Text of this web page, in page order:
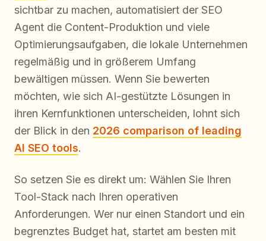
sichtbar zu machen, automatisiert der SEO
Agent die Content-Produktion und viele
Optimierungsaufgaben, die lokale Unternehmen
regelmäßig und in größerem Umfang
bewältigen müssen. Wenn Sie bewerten
möchten, wie sich AI-gestützte Lösungen in
ihren Kernfunktionen unterscheiden, lohnt sich
der Blick in den 2026 comparison of leading
AI SEO tools.
So setzen Sie es direkt um: Wählen Sie Ihren
Tool-Stack nach Ihren operativen
Anforderungen. Wer nur einen Standort und ein
begrenztes Budget hat, startet am besten mit